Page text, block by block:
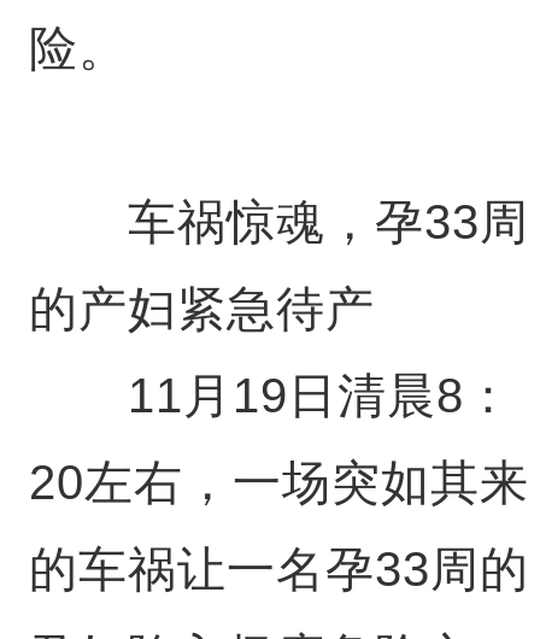
险。
车祸惊魂，孕33周
的产妇紧急待产
11月19日清晨8：
20左右，一场突如其来
的车祸让一名孕33周的